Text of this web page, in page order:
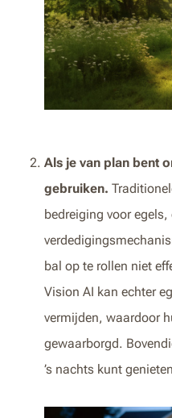
Als je van plan bent
gebruiken.
bedreiging voor
bal op te rollen niet
Vision AI kan echter
vermijden, waardoor
gewaarborgd.
’s nachts kunt